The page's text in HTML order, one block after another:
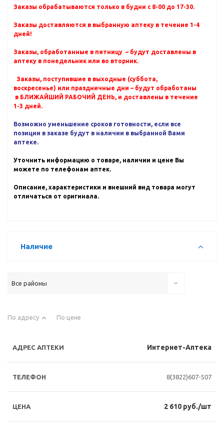
Заказы обрабатываются только в будни с 8-00 до 17-30.
Заказы доставляются в выбранную аптеку в течение 1-4
дней!
Заказы, обработанные в пятницу – будут доставлены в
аптеку в понедельник или во вторник.
Заказы, поступившие в выходные (суббота,
воскресенье) или праздничные дни – будут обработаны
в БЛИЖАЙШИЙ РАБОЧИЙ ДЕНЬ, и доставлены в течение
1-3 дней.
Возможно уменьшение сроков готовности, если все
позиции в заказе будут в наличии в выбранной Вами
аптеке.
Уточнить информацию о товаре, наличии и цене Вы
можете по телефонам аптек.
Описание, характеристики и внешний вид товара могут
отличаться от оригинала.
Наличие
Все районы
По адресу По цене
Интернет-Аптека
8(3822)607-507
2 610 руб./шт